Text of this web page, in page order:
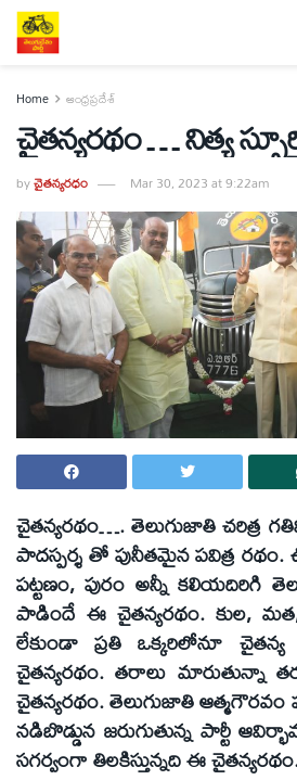
Home ఆంధ్రప్రదేశ్
చైతన్యరథం … నిత్య
byచైతన్యరధం Mar 30, 2023 at 9:22am
చైతన్యరథం…. తెలుగుజాతి చరిత్ర
పాదస్పర్శ తో పునీతమైన పవిత్ర
పట్టణం, పురం అన్నీ కలియదిరిగి
పాడిందే ఈ చైతన్యరథం. కుల,
లేకుండా ప్రతి ఒక్కరిలోనూ చైతన్య
చైతన్యరథం. తరాలు మారుతున్నా
చైతన్యరథం. తెలుగుజాతి
నడిబొడ్డున జరుగుతున్న పార్టీ
సగర్వంగా తిలకిస్తున్నది ఈ